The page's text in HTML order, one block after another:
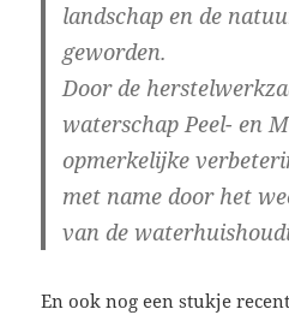
landschap en de
geworden.
Door de
waterschap Peel- en
opmerkelijke
met name door het
van de
En ook nog een stukje